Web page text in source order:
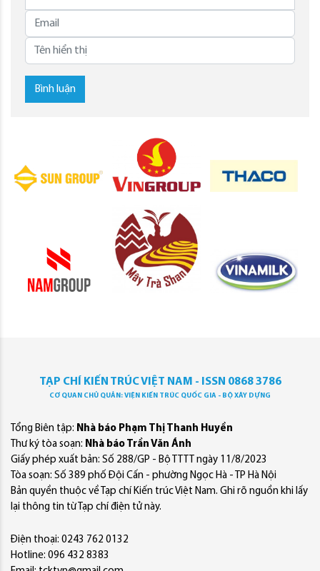
Bình luận
TẠP CHÍ KIẾN TRÚC VIỆT NAM - ISSN 0868 3786
CƠ QUAN CHỦ QUẢN: VIỆN KIẾN TRÚC QUỐC GIA - BỘ XÂY DỰNG
Tổng Biên tập: Nhà báo Phạm Thị Thanh Huyền
Thư ký tòa soạn: Nhà báo Trần Văn Ánh
Giấy phép xuất bản: Số 288/GP - Bộ TTTT ngày 11/8/2023
Tòa soạn: Số 389 phố Đội Cấn - phường Ngọc Hà - TP Hà Nội
Bản quyền thuộc về Tạp chí Kiến trúc Việt Nam. Ghi rõ nguồn khi lấy
lại thông tin từ Tạp chí điện tử này.
Điện thoại: 0243 762 0132
Hotline: 096 432 8383